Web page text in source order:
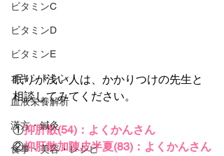
ビタミンC
ビタミンD
ビタミンE
オキシトシン
血液栄養解析
漢方・鍼灸
食事・美容・レシピ
眠りが浅い人は、かかりつけの先生と
相談してみてください。
①抑肝散(54)：よくかんさん
②抑肝散加陳皮半夏(83)：よくかんさん